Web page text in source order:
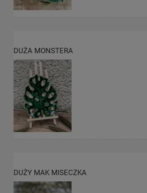
DUŻA MONSTERA
DUŻY MAK MISECZKA